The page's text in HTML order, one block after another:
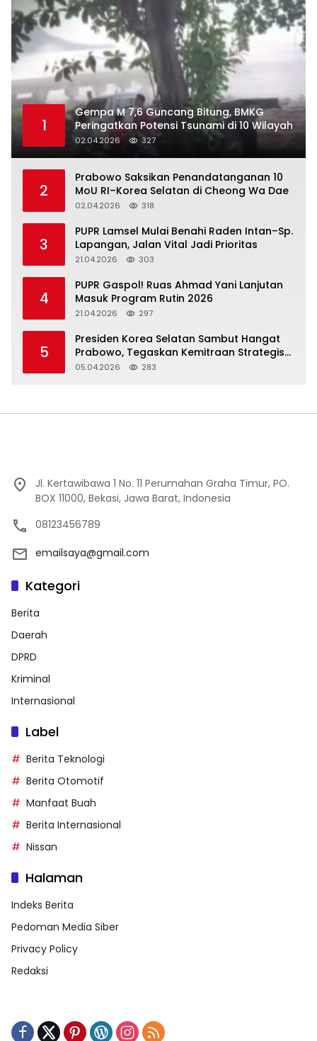
1
Gempa M 7,6 Guncang Bitung, BMKG
Peringatkan Potensi Tsunami di 10 Wilayah
02.04.2026 327
2
Prabowo Saksikan Penandatanganan 10
MoU RI–Korea Selatan di Cheong Wa Dae
02.04.2026 318
3
‎PUPR Lamsel Mulai Benahi Raden Intan–Sp.
Lapangan, Jalan Vital Jadi Prioritas
21.04.2026 303
4
‎PUPR Gaspol! Ruas Ahmad Yani Lanjutan
Masuk Program Rutin 2026
21.04.2026 297
5
Presiden Korea Selatan Sambut Hangat
Prabowo, Tegaskan Kemitraan Strategis
Komprehensif
05.04.2026 283
Jl. Kertawibawa 1 No. 11 Perumahan Graha Timur, PO.
BOX 11000, Bekasi, Jawa Barat, Indonesia
08123456789
emailsaya@gmail.com
Kategori
Berita
Daerah
DPRD
Kriminal
Internasional
Label
Berita Teknologi
Berita Otomotif
Manfaat Buah
Berita Internasional
Nissan
Halaman
Indeks Berita
Pedoman Media Siber
Privacy Policy
Redaksi